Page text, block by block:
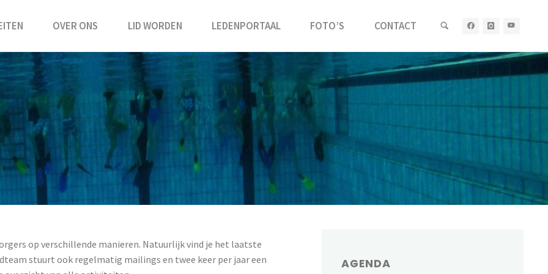
OVER ONS LID WORDEN LEDENPORTAAL FOTO’S CONTACT
op verschillende manieren. Natuurlijk vind je het laatste
stuurt ook regelmatig mailings en twee keer per jaar een
AGENDA